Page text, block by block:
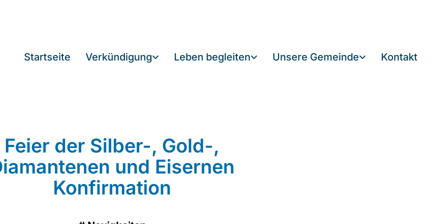
Startseite Verkündigung Leben begleiten Unsere Gemeinde Kontakt
Feier der Silber-, Gold-,
und Eisernen
Konfirmation